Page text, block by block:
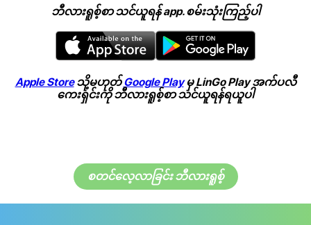
ဘီလားရူစ့်စာ သင်ယူရန် app. စမ်းသုံးကြည့်ပါ
Apple Storeသို့မဟုတ်Google Playမှ LinGo Play အက်ပလီ
ကေးရှင်းကို ဘီလားရူစ့်စာ သင်ယူရန်ရယူပါ
စတင်လေ့လာခြင်း ဘီလားရူစ့်